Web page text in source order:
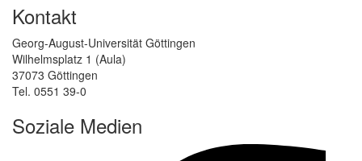
Kontakt
Georg-August-Universität Göttingen
Wilhelmsplatz 1 (Aula)
37073 Göttingen
Tel. 0551 39-0
Soziale Medien